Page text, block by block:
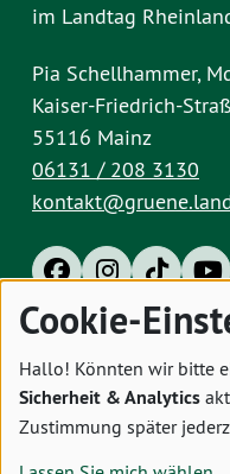
im Landtag
Pia Schellhammer,
Kaiser-Friedrich-
55116 Mainz
06131 / 208 3130
Impressum
Cookie-
Hallo! Könnten wir bitte
Sicherheit & Analytics
Zustimmung später